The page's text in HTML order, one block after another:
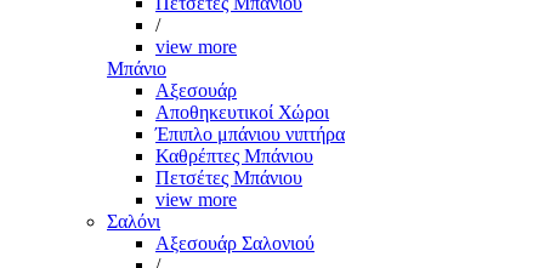
/
view more
Μπάνιο
Αξεσουάρ
Αποθηκευτικοί Χώροι
Έπιπλο μπάνιου νιπτήρα
Καθρέπτες Μπάνιου
Πετσέτες Μπάνιου
view more
Σαλόνι
Αξεσουάρ Σαλονιού